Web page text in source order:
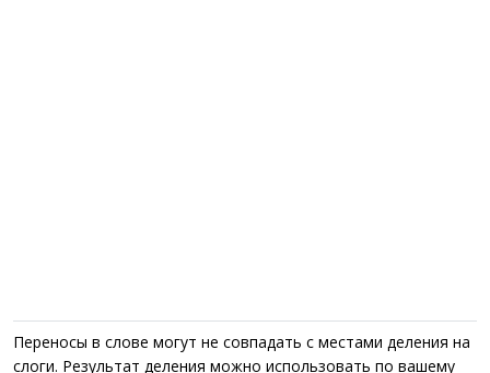
Переносы в слове могут не совпадать с местами деления на
слоги. Результат деления можно использовать по вашему